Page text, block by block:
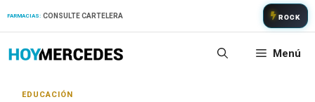
FARMACIAS: CONSULTE CARTELERA ROCK
Menú